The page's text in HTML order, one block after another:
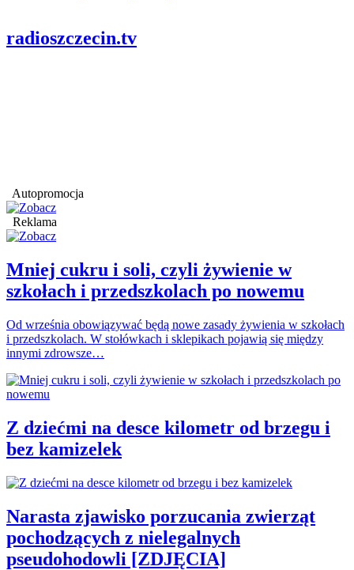
radioszczecin.tv
Autopromocja
Reklama
Mniej cukru i soli, czyli żywienie w
szkołach i przedszkolach po nowemu
Od września obowiązywać będą nowe zasady żywienia w szkołach
i przedszkolach. W stołówkach i sklepikach pojawią się między
innymi zdrowsze…
Z dziećmi na desce kilometr od brzegu i
bez kamizelek
Narasta zjawisko porzucania zwierząt
pochodzących z nielegalnych
pseudohodowli [ZDJĘCIA]